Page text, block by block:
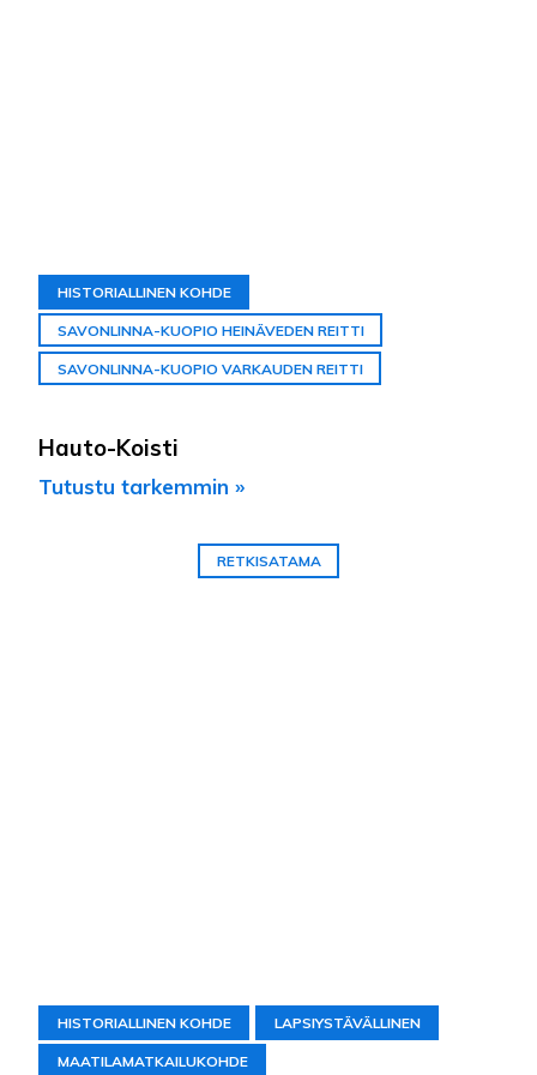
HISTORIALLINEN KOHDE
SAVONLINNA-KUOPIO HEINÄVEDEN REITTI
SAVONLINNA-KUOPIO VARKAUDEN REITTI
Hauto-Koisti
Tutustu tarkemmin »
RETKISATAMA
HISTORIALLINEN KOHDE LAPSIYSTÄVÄLLINEN
MAATILAMATKAILUKOHDE